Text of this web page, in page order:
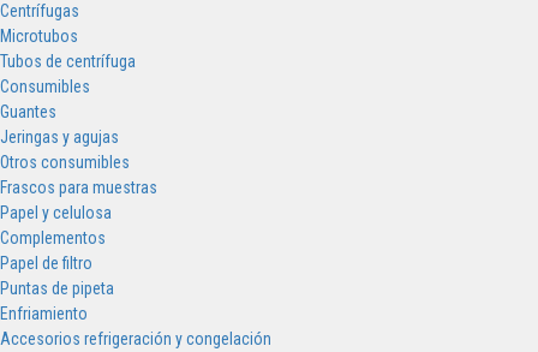
Centrífugas
Microtubos
Tubos de centrífuga
Consumibles
Guantes
Jeringas y agujas
Otros consumibles
Frascos para muestras
Papel y celulosa
Complementos
Papel de filtro
Puntas de pipeta
Enfriamiento
Accesorios refrigeración y congelación